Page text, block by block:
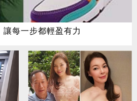
每一步都輕盈有力